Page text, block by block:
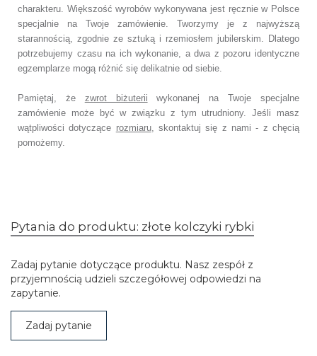
charakteru. Większość wyrobów wykonywana jest ręcznie w Polsce
specjalnie na Twoje zamówienie. Tworzymy je z najwyższą
starannością, zgodnie ze sztuką i rzemiosłem jubilerskim. Dlatego
potrzebujemy czasu na ich wykonanie, a dwa z pozoru identyczne
egzemplarze mogą różnić się delikatnie od siebie.
Pamiętaj, że zwrot biżuterii wykonanej na Twoje specjalne
zamówienie może być w związku z tym utrudniony. Jeśli masz
wątpliwości dotyczące rozmiaru,skontaktuj się z nami - z chęcią
pomożemy.
Pytania do produktu: złote kolczyki rybki
Zadaj pytanie dotyczące produktu. Nasz zespół z
przyjemnością udzieli szczegółowej odpowiedzi na
zapytanie.
Zadaj pytanie